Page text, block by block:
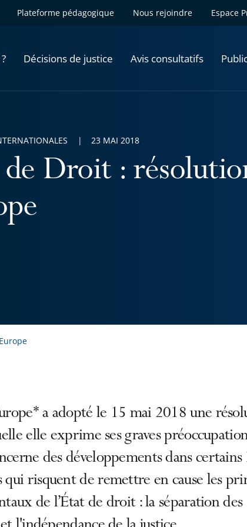
Plateforme pédagogique Nous rejoindre Espace
Décisions de justice Avis consultatifs
Droit :
23 MAI 2018
a adopté le 15 mai 2018 une
elle exprime ses graves
des développements dans certains
qui risquent de remettre en cause les
de l’État de droit : la séparation des